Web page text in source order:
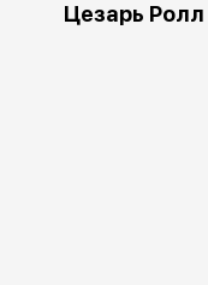
Цезарь Ролл